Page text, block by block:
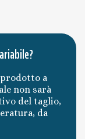
prodotto a
non sarà
del taglio,
da